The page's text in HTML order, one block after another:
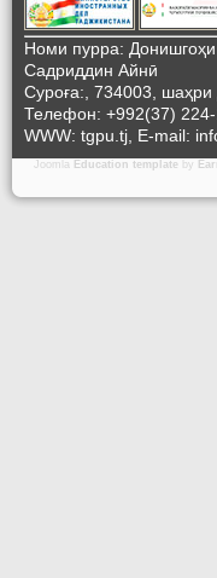
Номи пурра:
Садриддин Айнӣ
Суроға:, 734003,
Телефон: +992(37)
WWW: tgpu.tj, E-mail:
Joomla Education template by